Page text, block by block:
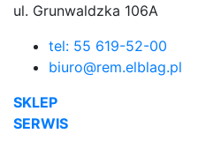
ul. Grunwaldzka 106A
tel: 55 619-52-00
biuro@rem.elblag.pl
SKLEP
SERWIS